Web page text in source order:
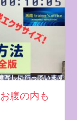
腹の内も